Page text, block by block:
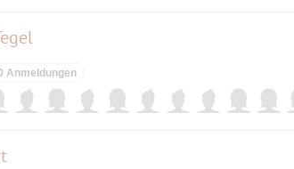
Anmeldungen